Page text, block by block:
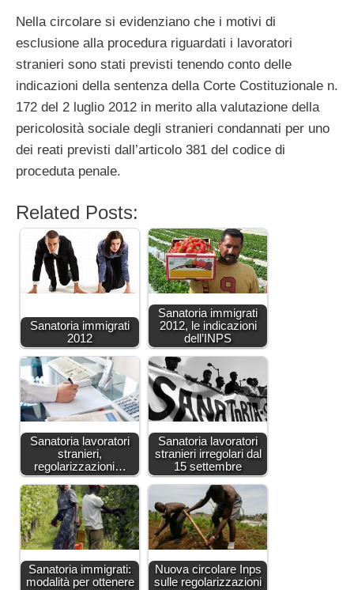
Nella circolare si evidenziano che i motivi di
esclusione alla procedura riguardati i lavoratori
stranieri sono stati previsti tenendo conto delle
indicazioni della sentenza della Corte Costituzionale n.
172 del 2 luglio 2012 in merito alla valutazione della
pericolosità sociale degli stranieri condannati per uno
dei reati previsti dall’articolo 381 del codice di
proceduta penale.
Related Posts:
Sanatoria immigrati
2012
Sanatoria immigrati
2012, le indicazioni
dell’INPS
Sanatoria lavoratori
stranieri,
regolarizzazioni…
Sanatoria lavoratori
stranieri irregolari dal
15 settembre
Sanatoria immigrati:
modalità per ottenere
Nuova circolare Inps
sulle regolarizzazioni